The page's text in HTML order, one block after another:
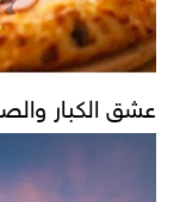
عشق الكبار